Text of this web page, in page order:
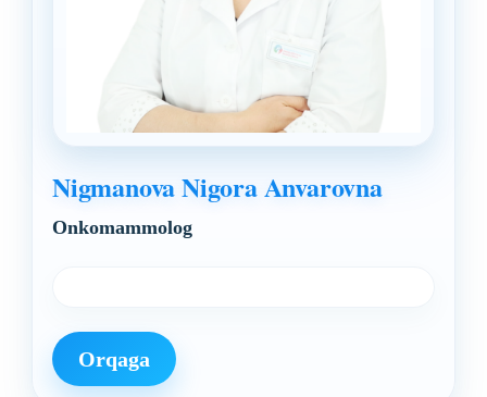
Nigmanova Nigora Anvarovna
Onkomammolog
Orqaga